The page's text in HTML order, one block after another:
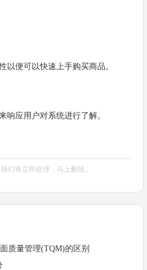
便可以快速上手购买商品。
应用户对系统进行了解。
们将立即处理，马上删除。
质量管理(TQM)的区别